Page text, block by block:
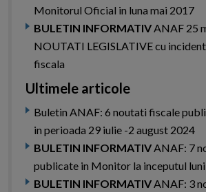
Monitorul Oficial in luna mai 2017
BULETIN INFORMATIVANAF 25
NOUTATI LEGISLATIVE cu
fiscala
Ultimele articole
Buletin ANAF: 6 noutati fiscale
in perioada 29 iulie -2 august 2024
BULETIN INFORMATIVANAF: 7
publicate in Monitor la inceputul
BULETIN INFORMATIVANAF: 3